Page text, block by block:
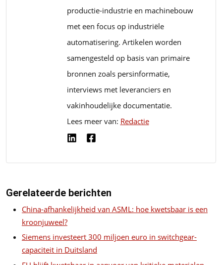
productie-industrie en machinebouw
met een focus op industriële
automatisering. Artikelen worden
samengesteld op basis van primaire
bronnen zoals persinformatie,
interviews met leveranciers en
vakinhoudelijke documentatie.
Lees meer van: Redactie
Gerelateerde berichten
China-afhankelijkheid van ASML: hoe kwetsbaar is een
kroonjuweel?
Siemens investeert 300 miljoen euro in switchgear-
capaciteit in Duitsland